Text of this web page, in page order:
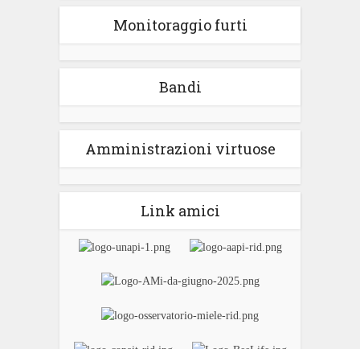
Monitoraggio furti
Bandi
Amministrazioni virtuose
Link amici